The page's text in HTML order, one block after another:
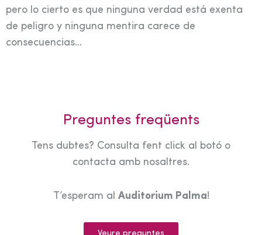
pero lo cierto es que ninguna verdad está exenta
de peligro y ninguna mentira carece de
consecuencias…
Preguntes freqüents
Tens dubtes? Consulta fent click al botó o
contacta amb nosaltres.
T’esperam al Auditorium Palma!